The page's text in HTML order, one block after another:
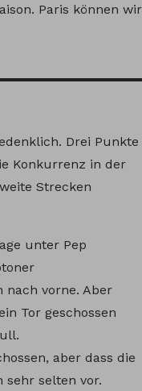
Paris können wir
Drei Punkte
Konkurrenz in der
Strecken
unter Pep
vorne. Aber
Tor geschossen
aber dass die
selten vor.